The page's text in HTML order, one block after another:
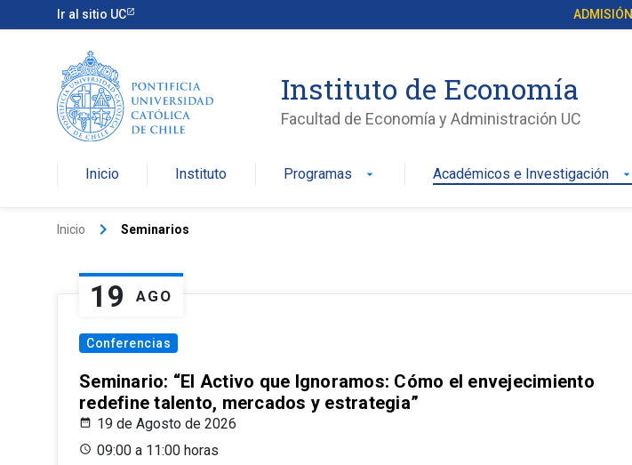
Ir al sitio UC ADMISIÓN
Instituto de Economía
Facultad de Economía y Administración UC
Inicio Instituto Programas arrow_drop_down Académicos e Investigación arrow_drop_down
Inicio keyboard_arrow_right Seminarios
19 AGO
Conferencias
Seminario: “El Activo que Ignoramos: Cómo el envejecimiento
redefine talento, mercados y estrategia”
19 de Agosto de 2026
09:00 a 11:00 horas